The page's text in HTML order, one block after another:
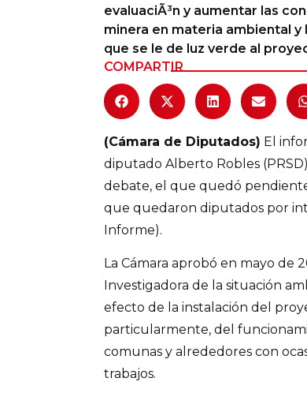
Calendario de Eventos
evaluaciÃ³n y aumentar las
minera en materia ambiental
que se le de luz verde al
COMPARTIR
(Cámara de Diputados) El
diputado Alberto Robles
debate, el que quedó
que quedaron diputados por
Informe).
La Cámara aprobó en mayo de
Investigadora de la situación
efecto de la instalación del
particularmente, del
comunas y alrededores con
trabajos.